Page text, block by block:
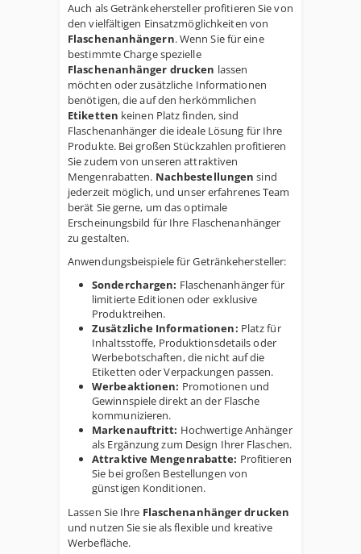
Auch als Getränkehersteller profitieren Sie von
den vielfältigen Einsatzmöglichkeiten von
Flaschenanhängern. Wenn Sie für eine
bestimmte Charge spezielle
Flaschenanhänger drucken lassen
möchten oder zusätzliche Informationen
benötigen, die auf den herkömmlichen
Etiketten keinen Platz finden, sind
Flaschenanhänger die ideale Lösung für Ihre
Produkte. Bei großen Stückzahlen profitieren
Sie zudem von unseren attraktiven
Mengenrabatten. Nachbestellungen sind
jederzeit möglich, und unser erfahrenes Team
berät Sie gerne, um das optimale
Erscheinungsbild für Ihre Flaschenanhänger
zu gestalten.
Anwendungsbeispiele für Getränkehersteller:
Sonderchargen: Flaschenanhänger für
limitierte Editionen oder exklusive
Produktreihen.
Zusätzliche Informationen: Platz für
Inhaltsstoffe, Produktionsdetails oder
Werbebotschaften, die nicht auf die
Etiketten oder Verpackungen passen.
Werbeaktionen: Promotionen und
Gewinnspiele direkt an der Flasche
kommunizieren.
Markenauftritt: Hochwertige Anhänger
als Ergänzung zum Design Ihrer Flaschen.
Attraktive Mengenrabatte: Profitieren
Sie bei großen Bestellungen von
günstigen Konditionen.
Lassen Sie Ihre Flaschenanhänger drucken
und nutzen Sie sie als flexible und kreative
Werbefläche.